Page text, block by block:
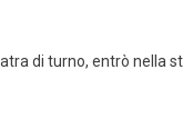
di turno, entrò nella